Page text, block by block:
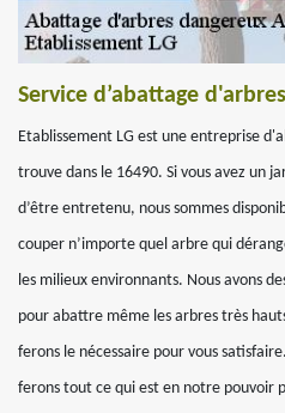
Service d’abattage
Etablissement LG est une entreprise
trouve dans le 16490. Si vous avez un
d’être entretenu, nous sommes
couper n’importe quel arbre qui
les milieux environnants. Nous avons
pour abattre même les arbres très
ferons le nécessaire pour vous
ferons tout ce qui est en notre pouvoir